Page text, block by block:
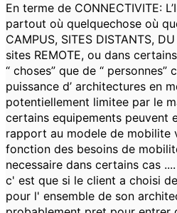
En terme de CONNECTIVITE:
partout où quelquechose où
CAMPUS, SITES DISTANTS,
sites REMOTE, ou dans
“ choses” que de “ personnes”
puissance d’ architectures en
potentiellement limitee par le
certains equipements peuvent
rapport au modele de mobilite
fonction des besoins de
necessaire dans certains cas
c' est que si le client a choisi
pour l' ensemble de son